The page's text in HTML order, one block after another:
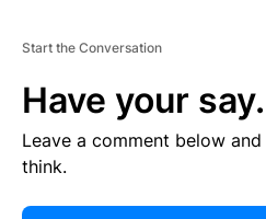
Start the Conversation
Have your say.
Leave a comment below
think.